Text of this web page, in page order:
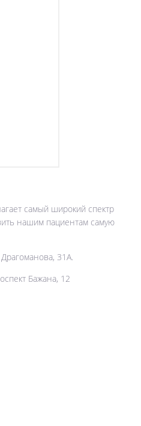
самый широкий спектр
нашим пациентам самую
31А.
Бажана, 12